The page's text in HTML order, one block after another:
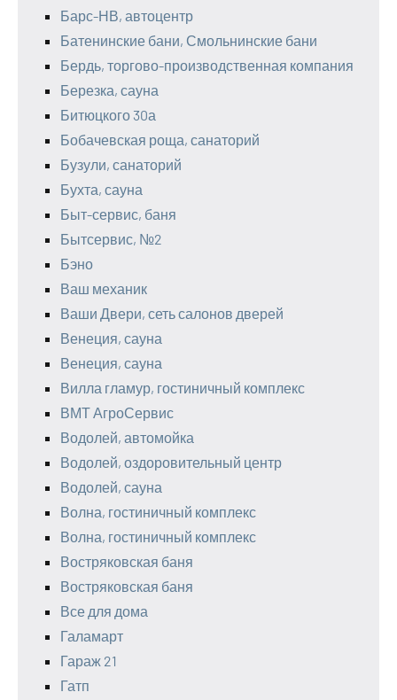
Барс-НВ, автоцентр
Батенинские бани, Смольнинские бани
Бердь, торгово-производственная компания
Березка, сауна
Битюцкого 30а
Бобачевская роща, санаторий
Бузули, санаторий
Бухта, сауна
Быт-сервис, баня
Бытсервис, №2
Бэно
Ваш механик
Ваши Двери, сеть салонов дверей
Венеция, сауна
Венеция, сауна
Вилла гламур, гостиничный комплекс
ВМТ АгроСервис
Водолей, автомойка
Водолей, оздоровительный центр
Водолей, сауна
Волна, гостиничный комплекс
Волна, гостиничный комплекс
Востряковская баня
Востряковская баня
Все для дома
Галамарт
Гараж 21
Гатп